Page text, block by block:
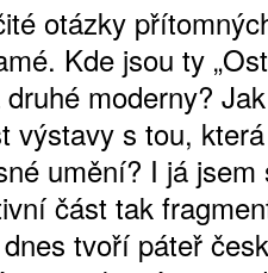
otázky
Kde jsou ty
moderny?
výstavy s tou,
umění? I já
část tak
tvoří páteř